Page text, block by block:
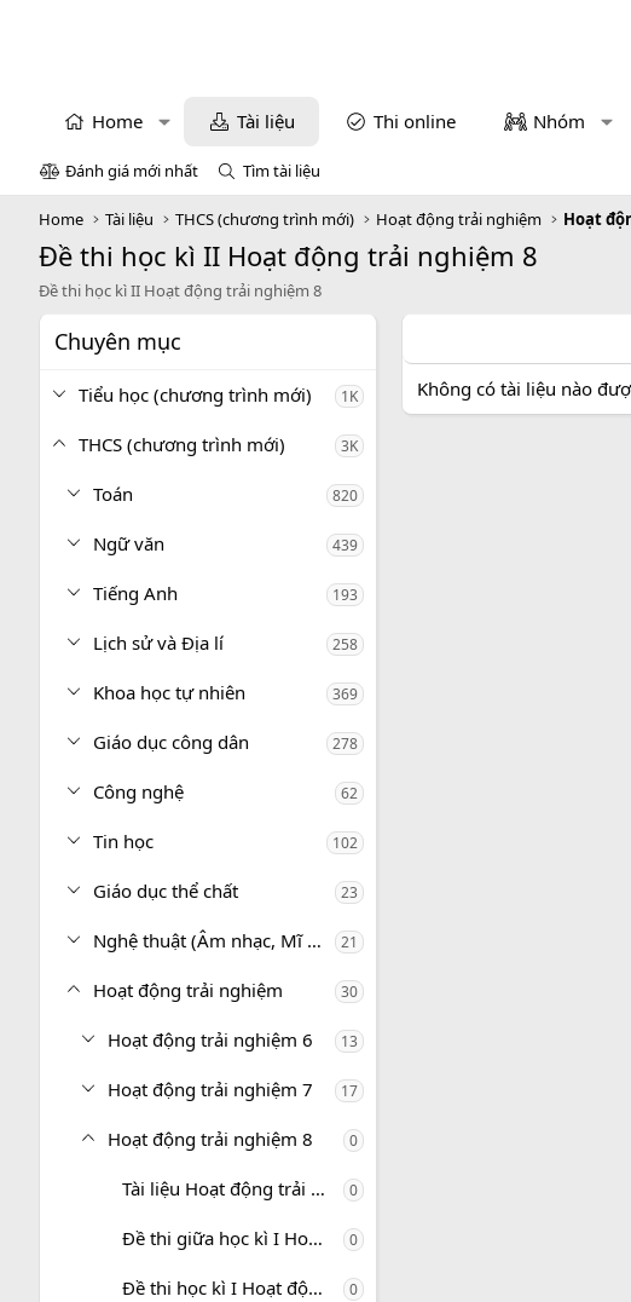
Home Tài liệu Thi online Nhóm
Đánh giá mới nhất Tìm tài liệu
Home Tài liệu THCS (chương trình mới) Hoạt động trải nghiệm Hoạt
Đề thi học kì II Hoạt động trải nghiệm 8
Đề thi học kì II Hoạt động trải nghiệm 8
Chuyên mục
Tiểu học (chương trình mới) 1K
THCS (chương trình mới) 3K
Toán 820
Ngữ văn 439
Tiếng Anh 193
Lịch sử và Địa lí 258
Khoa học tự nhiên 369
Giáo dục công dân 278
Công nghệ 62
Tin học 102
Giáo dục thể chất 23
Nghệ thuật (Âm nhạc, Mĩ thuật) 21
Hoạt động trải nghiệm 30
Hoạt động trải nghiệm 6 13
Hoạt động trải nghiệm 7 17
Hoạt động trải nghiệm 8 0
Tài liệu Hoạt động trải nghiệm 8 0
Đề thi giữa học kì I Hoạt động trải nghiệm 8 0
Đề thi học kì I Hoạt động trải nghiệm 8 0
Không có tài liệu nào